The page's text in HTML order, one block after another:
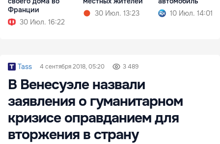
Франции
30 Июл. 16:22
30 Июл. 13:23
10 Июл. 14:01
Tass 4 сентября 2018, 05:20 3 489
В Венесуэле назвали
заявления о гуманитарном
кризисе оправданием для
вторжения в страну